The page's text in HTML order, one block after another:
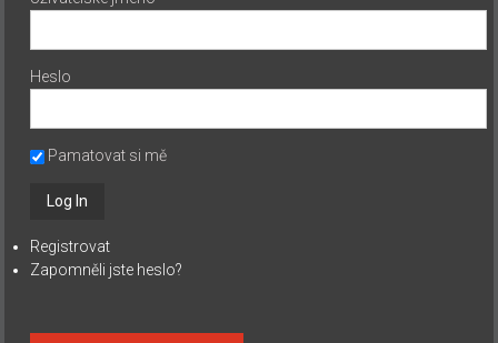
Heslo
Pamatovat si mě
Registrovat
Zapomněli jste heslo?